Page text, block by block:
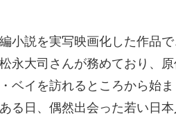
小説を実写映画化した作品
永大司さんが務めており、
ベイを訪れるところから始
る日、偶然出会った若い日